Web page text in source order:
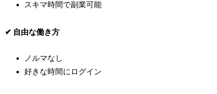
スキマ時間で副業可能
✔ 自由な働き方
ノルマなし
好きな時間にログイン